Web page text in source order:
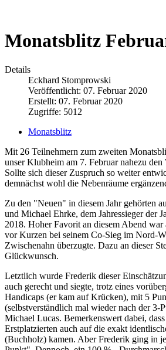
Monatsblitz
Details
Eckhard Stomprowski
Veröffentlicht: 07. Februar 2020
Erstellt: 07. Februar 2020
Zugriffe: 5012
Monatsblitz
Mit 26 Teilnehmern zum zweiten
unser Klubheim am 7. Februar nahezu den
Sollte sich dieser Zuspruch so weiter
demnächst wohl die Nebenräume
Zu den "Neuen" in diesem Jahr gehörten
und Michael Ehrke, dem Jahressieger der
2018. Hoher Favorit an diesem Abend war
vor Kurzen bei seinem Co-Sieg im Nord-
Zwischenahn überzugte. Dazu an dieser
Glückwunsch.
Letztlich wurde Frederik dieser
auch gerecht und siegte, trotz eines
Handicaps (er kam auf Krücken), mit 5
(selbstverständlich mal wieder nach der 3-
Michael Lucas. Bemerkenswert dabei,
Erstplatzierten auch auf die exakt
(Buchholz) kamen. Aber Frederik ging in